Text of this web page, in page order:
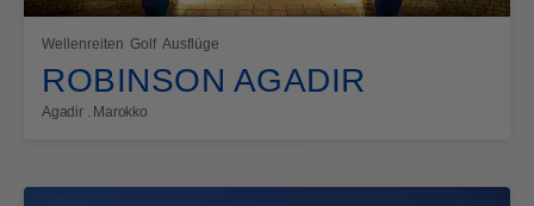
Wellenreiten Golf Ausflüge
ROBINSON AGADIR
Agadir . Marokko